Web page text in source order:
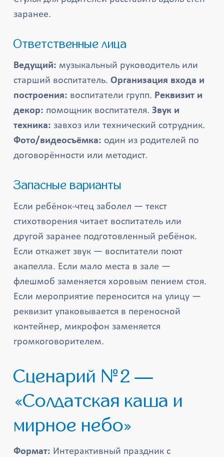
заранее.
Ответственные лица
Ведущий: музыкальный руководитель или
старший воспитатель.Организация входа и
построения: воспитатели групп. Реквизит и
декор: помощник воспитателя.Звук и
техника: завхоз или технический сотрудник.
Фото/видеосъёмка: один из родителей по
договорённости или методист.
Запасные варианты
Если ребёнок-чтец заболел — текст
стихотворения читает воспитатель или
другой заранее подготовленный ребёнок.
Если откажет звук — воспитатели поют
акапелла. Если мало места в зале —
флешмоб заменяется хоровым пением стоя.
Если мероприятие переносится на улицу —
реквизит упаковывается в переносной
контейнер, микрофон заменяется
громкоговорителем.
Сценарий №2 —
«Солдатская каша и
мирное небо»
Формат: Интерактивный праздник с